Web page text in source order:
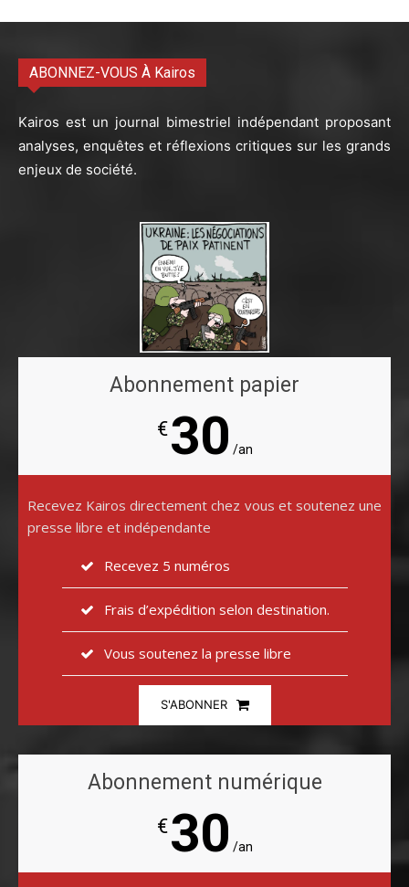
ABONNEZ-VOUS À Kairos
Kairos est un journal bimestriel indépendant proposant
analyses, enquêtes et réflexions critiques sur les grands
enjeux de société.
Abonnement papier
€30 /an
Recevez Kairos directement chez vous et soutenez une
presse libre et indépendante
Recevez 5 numéros
Frais d’expédition selon destination.
Vous soutenez la presse libre
S'ABONNER
Abonnement numérique
€30 /an